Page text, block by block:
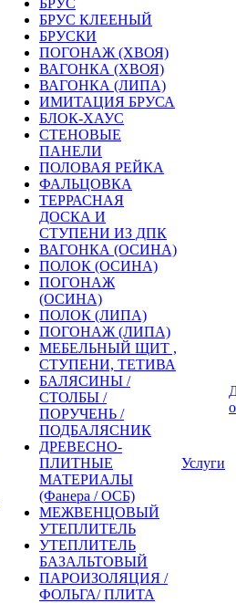
БРУС
БРУС КЛЕЕНЫЙ
БРУСКИ
ПОГОНАЖ (ХВОЯ)
ВАГОНКА (ХВОЯ)
ВАГОНКА (ЛИПА)
ИМИТАЦИЯ БРУСА
БЛОК-ХАУС
СТЕНОВЫЕ
ПАНЕЛИ
ПОЛОВАЯ РЕЙКА
ФАЛЬЦОВКА
ТЕРРАСНАЯ
ДОСКА И
СТУПЕНИ ИЗ ДПК
ВАГОНКА (ОСИНА)
ПОЛОК (ОСИНА)
ПОГОНАЖ
(ОСИНА)
ПОЛОК (ЛИПА)
ПОГОНАЖ (ЛИПА)
МЕБЕЛЬНЫЙ ЩИТ ,
СТУПЕНИ, ТЕТИВА
БАЛЯСИНЫ /
СТОЛБЫ /
ПОРУЧЕНЬ /
ПОДБАЛЯСНИК
ДРЕВЕСНО-
ПЛИТНЫЕ
МАТЕРИАЛЫ
(Фанера / ОСБ)
МЕЖВЕНЦОВЫЙ
УТЕПЛИТЕЛЬ
УТЕПЛИТЕЛЬ
БАЗАЛЬТОВЫЙ
ПАРОИЗОЛЯЦИЯ /
ФОЛЬГА/ ПЛИТА
Услуги